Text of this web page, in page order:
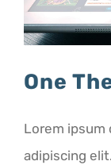
One
Lorem
adipiscing